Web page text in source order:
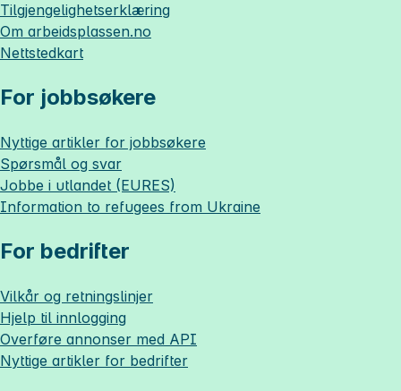
Tilgjengelighetserklæring
Om arbeidsplassen.no
Nettstedkart
For jobbsøkere
Nyttige artikler for jobbsøkere
Spørsmål og svar
Jobbe i utlandet (EURES)
Information to refugees from Ukraine
For bedrifter
Vilkår og retningslinjer
Hjelp til innlogging
Overføre annonser med API
Nyttige artikler for bedrifter